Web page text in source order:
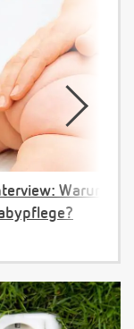
Warum